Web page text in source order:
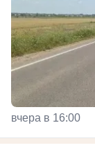
вчера в 16:00